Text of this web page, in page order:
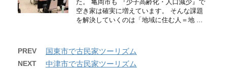
た。 亀岡市も 『少子高齢化・人口減少』で
空き家は確実に増えています。 そんな課題
を解決していくのは「地域に住む人＝地 ...
PREV 国東市で古民家ツーリズム
NEXT 中津市で古民家ツーリズム